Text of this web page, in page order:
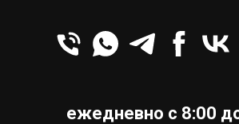
ежедневно с 8:00